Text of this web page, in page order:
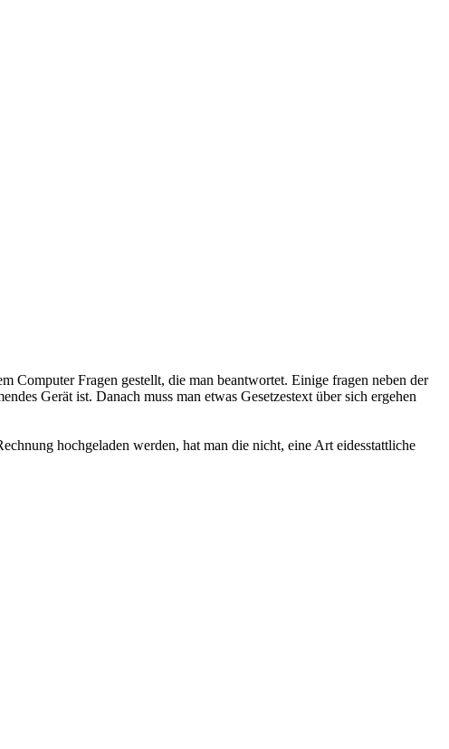
Fragen gestellt, die man beantwortet. Einige fragen neben der
Gerät ist. Danach muss man etwas Gesetzestext über sich ergehen
hochgeladen werden, hat man die nicht, eine Art eidesstattliche